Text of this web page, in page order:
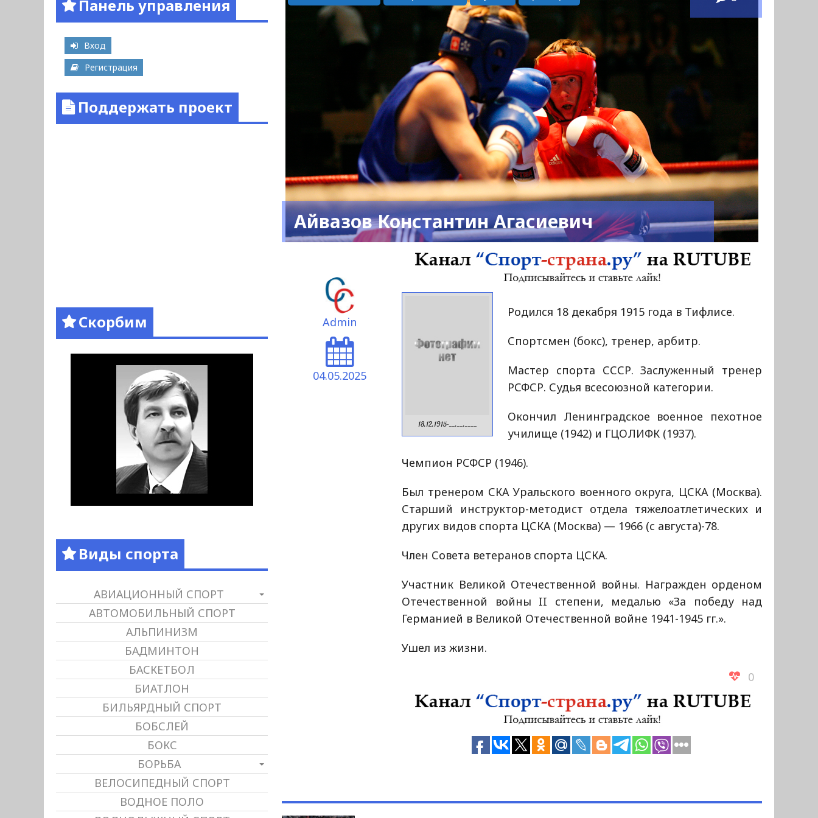
Айвазов Константин Агасиевич
Admin
04.05.2025
18.12.1915-__.__.____
Родился 18 декабря 1915 года в Тифлисе.
Спортсмен (бокс), тренер, арбитр.
Мастер спорта СССР. Заслуженный тренер
РСФСР. Судья всесоюзной категории.
Окончил Ленинградское военное пехотное
училище (1942) и ГЦОЛИФК (1937).
Чемпион РСФСР (1946).
Был тренером СКА Уральского военного округа, ЦСКА (Москва).
Старший инструктор-методист отдела тяжелоатлетических и
других видов спорта ЦСКА (Москва) — 1966 (с августа)-78.
Член Совета ветеранов спорта ЦСКА.
Участник Великой Отечественной войны. Награжден орденом
Отечественной войны II степени, медалью «За победу над
Германией в Великой Отечественной войне 1941-1945 гг.».
Ушел из жизни.
0
Панель управления
Вход
Регистрация
Поддержать проект
Скорбим
Виды спорта
АВИАЦИОННЫЙ СПОРТ
АВТОМОБИЛЬНЫЙ СПОРТ
АЛЬПИНИЗМ
БАДМИНТОН
БАСКЕТБОЛ
БИАТЛОН
БИЛЬЯРДНЫЙ СПОРТ
БОБСЛЕЙ
БОКС
БОРЬБА
ВЕЛОСИПЕДНЫЙ СПОРТ
ВОДНОЕ ПОЛО